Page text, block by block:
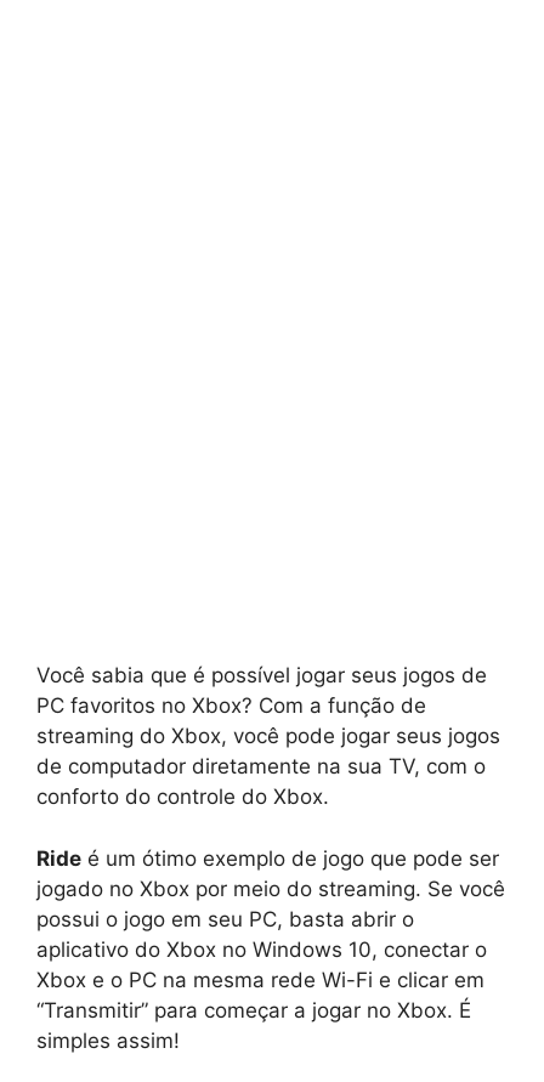
Você sabia que é possível jogar seus jogos de
PC favoritos no Xbox? Com a função de
streaming do Xbox, você pode jogar seus jogos
de computador diretamente na sua TV, com o
conforto do controle do Xbox.
Ride é um ótimo exemplo de jogo que pode ser
jogado no Xbox por meio do streaming. Se você
possui o jogo em seu PC, basta abrir o
aplicativo do Xbox no Windows 10, conectar o
Xbox e o PC na mesma rede Wi-Fi e clicar em
“Transmitir” para começar a jogar no Xbox. É
simples assim!